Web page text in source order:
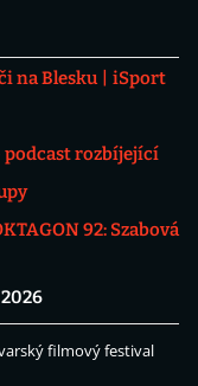
na Blesku
iSport
podcast rozbíjející
92: Szabová
filmový festival